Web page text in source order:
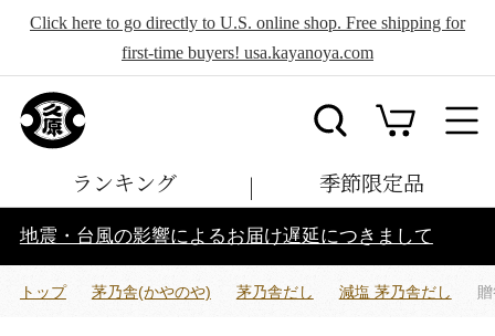
Click here to go directly to U.S. online shop. Free shipping for
first-time buyers! usa.kayanoya.com
ランキング 季節限定品
地震・台風の影響によるお届け遅延につきまして
トップ 茅乃舎(かやのや) 茅乃舎だし 減塩 茅乃舎だし